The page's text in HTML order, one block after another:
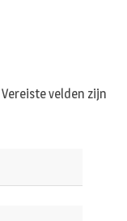
Vereiste velden zijn